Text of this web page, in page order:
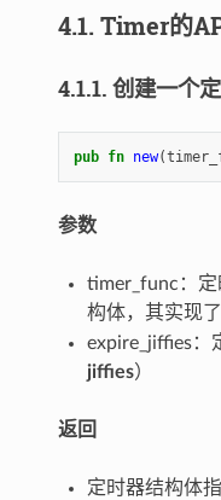
4.1. Timer的
4.1.1. 创建一个
pub fn new(
参数
timer_func：
构体，其实现了
expire_jiffies：
jiffies）
返回
定时器结构体